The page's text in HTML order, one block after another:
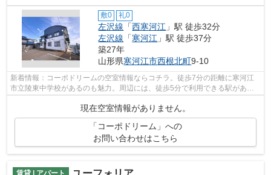
敷0 礼0
左沢線 「西寒河江 」駅 徒歩32分
左沢線 「寒河江 」駅 徒歩37分
築27年
山形県寒河江市西根北町9-10
新着情報：コーポドリームの空室情報ならコチラ。徒歩7分の距離に寒河江
市立陵東中学校があるのも魅力。周辺には、徒歩5分で利用できる駅があり
現在空室情報がありません。
「コーポドリーム」への
お問い合わせはこちら
賃貸 | アパート